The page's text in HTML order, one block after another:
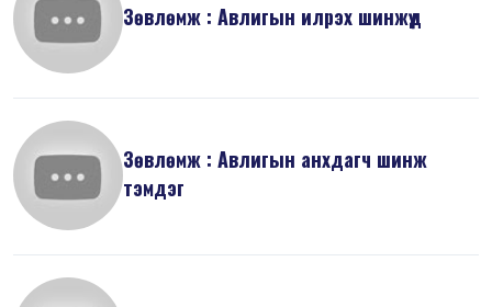
Зөвлөмж : Авлигын илрэх шинжүүд
Зөвлөмж : Авлигын анхдагч шинж
тэмдэг